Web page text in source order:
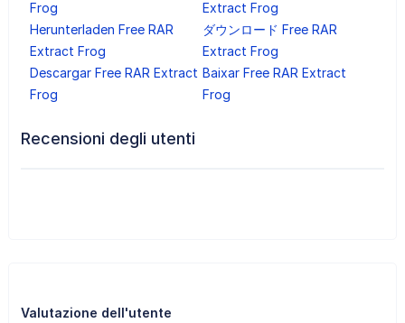
Frog
Extract Frog
Herunterladen Free RAR
Extract Frog
ダウンロード Free RAR
Extract Frog
Descargar Free RAR Extract
Frog
Baixar Free RAR Extract
Frog
Recensioni degli utenti
Valutazione dell'utente